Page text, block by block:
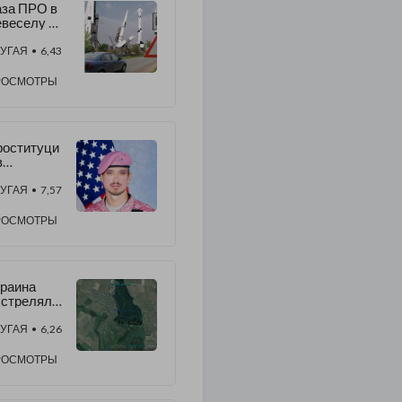
ПРО в
и
• 6,43
• 7,57
из
• 6,26